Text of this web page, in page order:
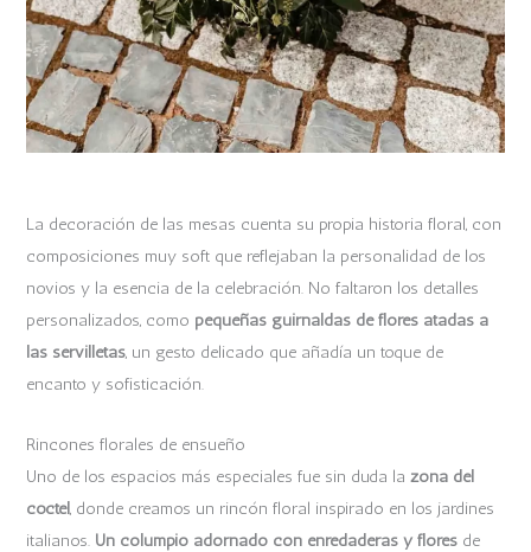
La decoración de las mesas cuenta su propia historia floral, con
composiciones muy soft que reflejaban la personalidad de los
novios y la esencia de la celebración. No faltaron los detalles
personalizados, como pequeñas guirnaldas de flores atadas a
las servilletas, un gesto delicado que añadía un toque de
encanto y sofisticación.
Rincones florales de ensueño
Uno de los espacios más especiales fue sin duda lazona del
cóctel, donde creamos un rincón floral inspirado en los jardines
italianos. Un columpio adornado con enredaderas y flores de